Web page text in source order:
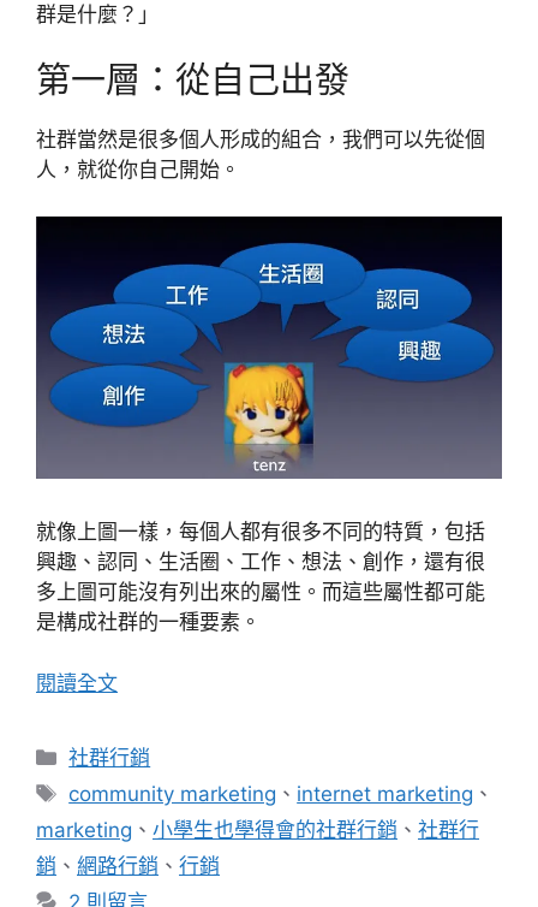
群是什麼？」
第一層：從自己出發
社群當然是很多個人形成的組合，我們可以先從個
人，就從你自己開始。
就像上圖一樣，每個人都有很多不同的特質，包括
興趣、認同、生活圈、工作、想法、創作，還有很
多上圖可能沒有列出來的屬性。而這些屬性都可能
是構成社群的一種要素。
閱讀全文
分
社群行銷
標
籤
community marketing 、 internet marketing 、
marketing 、 小學生也學得會的社群行銷 、 社群行
銷 、 網路行銷 、 行銷
2 則留言